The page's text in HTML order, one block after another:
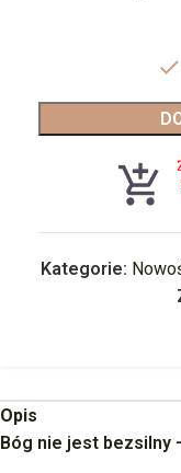
Kategorie:
Opis
Bóg nie jest bezsilny